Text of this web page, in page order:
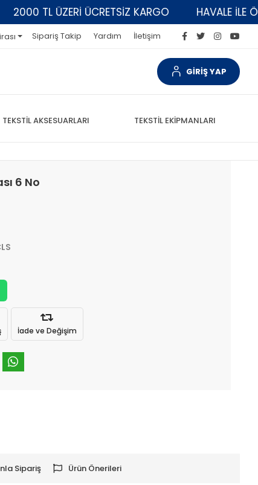
TL ÜZERİ ÜCRETSİZ KARGO HAVALE İLE
Sipariş Takip Yardım İletişim
GİRİŞ YAP
TEKSTİL AKSESUARLARI TEKSTİL EKİPMANLARI
6 No
İade ve Değişim
Sipariş Ürün Önerileri